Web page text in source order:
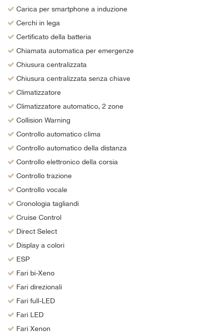
Carica per smartphone a induzione
Cerchi in lega
Certificato della batteria
Chiamata automatica per emergenze
Chiusura centralizzata
Chiusura centralizzata senza chiave
Climatizzatore
Climatizzatore automatico, 2 zone
Collision Warning
Controllo automatico clima
Controllo automatico della distanza
Controllo elettronico della corsia
Controllo trazione
Controllo vocale
Cronologia tagliandi
Cruise Control
Direct Select
Display a colori
ESP
Fari bi-Xeno
Fari direzionali
Fari full-LED
Fari LED
Fari Xenon